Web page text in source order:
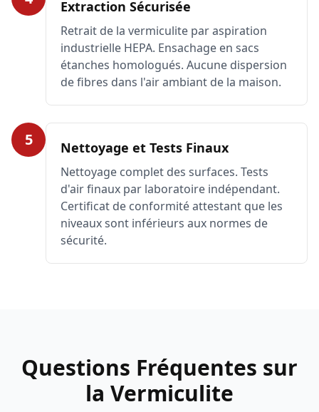
Extraction Sécurisée
Retrait de la vermiculite par aspiration
industrielle HEPA. Ensachage en sacs
étanches homologués. Aucune dispersion
de fibres dans l'air ambiant de la maison.
5 Nettoyage et Tests Finaux
Nettoyage complet des surfaces. Tests
d'air finaux par laboratoire indépendant.
Certificat de conformité attestant que les
niveaux sont inférieurs aux normes de
sécurité.
Questions Fréquentes sur
la Vermiculite